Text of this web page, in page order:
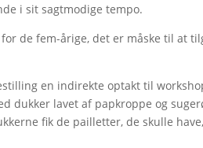
i sit sagtmodige tempo.
de fem-årige, det er måske til at
en indirekte optakt til
dukker lavet af papkroppe og
fik de pailletter, de skulle